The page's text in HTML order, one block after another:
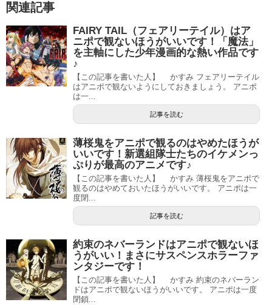
関連記事
FAIRY TAIL（フェアリーテイル）はア
ニポで観ないほうがいいです！「魔法」
を主軸にした少年漫画的な熱い作品です
♪
【この記事を書いた人】 かすみ フェアリーテイル
はアニポで観ないようにしておきましょう。 アニポ
は一...
記事を読む
薄桜鬼をアニポで観るのはやめたほうが
いいです！新選組隊士たちのイケメンっ
ぷりが最高のアニメです♪
【この記事を書いた人】 かすみ 薄桜鬼をアニポで
観るのはやめておいたほうがいいです。 アニポは一
度閉...
記事を読む
約束のネバーランドはアニポで観ないほ
うがいい！まさにサスペンスホラーファ
ンタジーです！
【この記事を書いた人】 かすみ 約束のネバーラン
ドはアニポで観ないほうがいいです。 アニポは一度
閉鎖...